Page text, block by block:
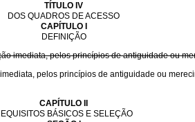
TÍTULO IV
DOS QUADROS DE ACESSO
CAPÍTULO I
DEFINIÇÃO
imediata, pelos princípios de antiguidade ou
pelos princípios de antiguidade ou
CAPÍTULO II
BÁSICOS E SELEÇÃO